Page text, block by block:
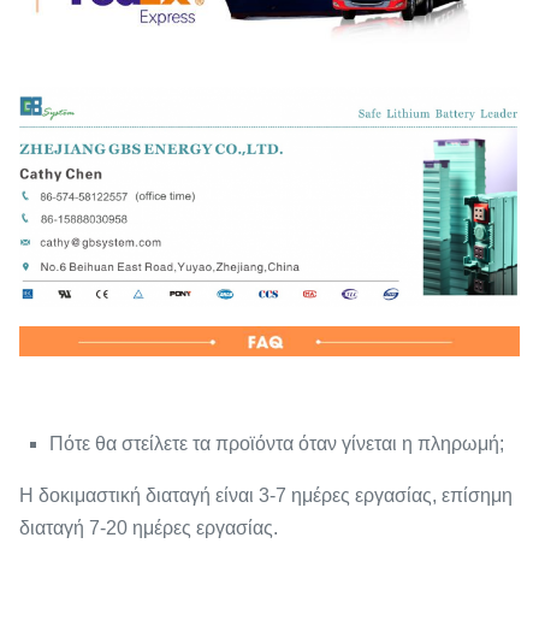
Πότε θα στείλετε τα προϊόντα όταν γίνεται η πληρωμή;
Η δοκιμαστική διαταγή είναι 3-7 ημέρες εργασίας, επίσημη
διαταγή 7-20 ημέρες εργασίας.